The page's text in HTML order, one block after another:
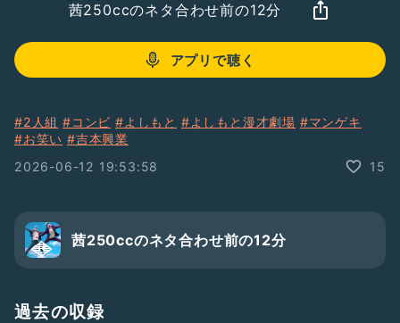
茜250ccのネタ合わせ前の12分
アプリで聴く
#2人組 #コンビ #よしもと #よしもと漫才劇場 #マンゲキ
#お笑い #吉本興業
2026-06-12 19:53:58
15
茜250ccのネタ合わせ前の12分
過去の収録